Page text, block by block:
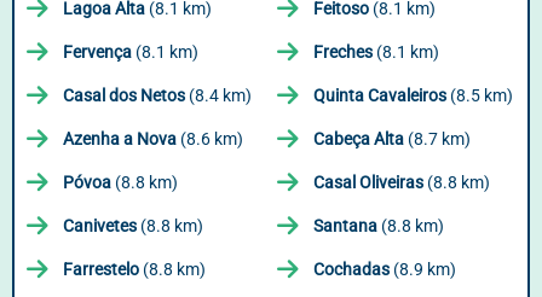
Lagoa Alta (8.1 km) Feitoso (8.1 km)
Fervença (8.1 km) Freches (8.1 km)
Casal dos Netos (8.4 km) Quinta Cavaleiros (8.5 km)
Azenha a Nova (8.6 km) Cabeça Alta (8.7 km)
Póvoa (8.8 km) Casal Oliveiras (8.8 km)
Canivetes (8.8 km) Santana (8.8 km)
Farrestelo (8.8 km) Cochadas (8.9 km)